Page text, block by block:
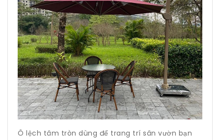
Ô lệch tâm tròn dùng để trang trí sân vườn bạn